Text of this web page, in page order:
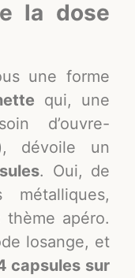
la dose
une forme
qui, une
d’ouvre-
dévoile un
. Oui, de
métalliques,
apéro.
losange, et
capsules sur